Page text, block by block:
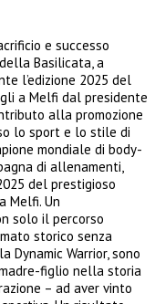
e successo
Basilicata, a
l’edizione 2025 del
a Melfi dal presidente
alla promozione
lo sport e lo stile di
mondiale di body-
di allenamenti,
del prestigioso
Melfi. Un
solo il percorso
storico senza
Dynamic Warrior, sono
figlio nella storia
– ad aver vinto